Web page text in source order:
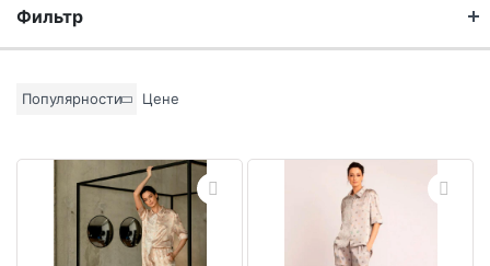
Женские
Мужские
Фильтр
Цвет основы
Популярности Цене